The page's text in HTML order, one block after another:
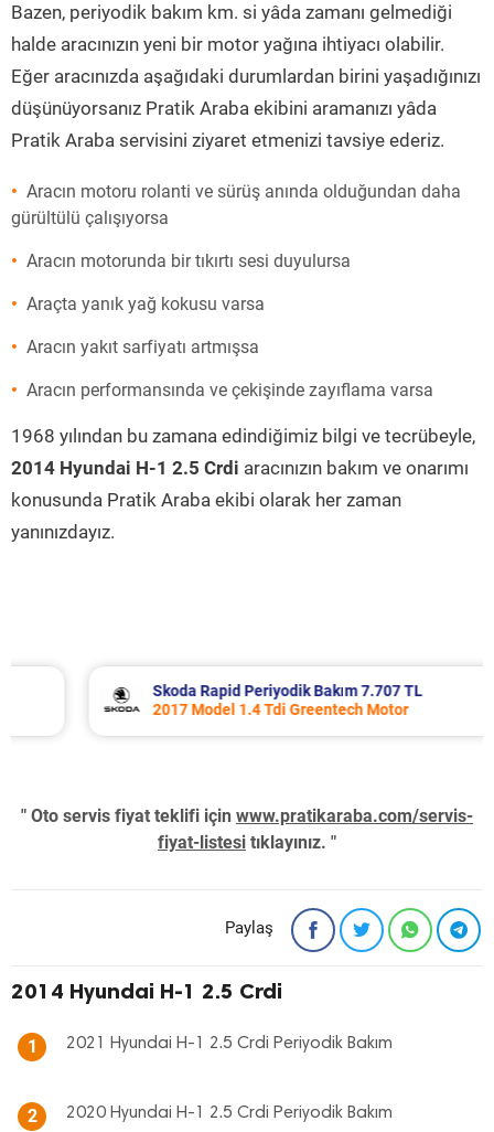
Bazen, periyodik bakım km. si yâda zamanı gelmediği
halde aracınızın yeni bir motor yağına ihtiyacı olabilir.
Eğer aracınızda aşağıdaki durumlardan birini yaşadığınızı
düşünüyorsanız Pratik Araba ekibini aramanızı yâda
Pratik Araba servisini ziyaret etmenizi tavsiye ederiz.
Aracın motoru rolanti ve sürüş anında olduğundan daha
gürültülü çalışıyorsa
Aracın motorunda bir tıkırtı sesi duyulursa
Araçta yanık yağ kokusu varsa
Aracın yakıt sarfiyatı artmışsa
Aracın performansında ve çekişinde zayıflama varsa
1968 yılından bu zamana edindiğimiz bilgi ve tecrübeyle,
2014 Hyundai H-1 2.5 Crdi aracınızın bakım ve onarımı
konusunda Pratik Araba ekibi olarak her zaman
yanınızdayız.
Skoda Rapid Periyodik Bakım 7.707 TL
2017 Model 1.4 Tdi Greentech Motor
" Oto servis fiyat teklifi için www.pratikaraba.com/servis-
fiyat-listesi tıklayınız. "
Paylaş
2014 Hyundai H-1 2.5 Crdi
1 2021 Hyundai H-1 2.5 Crdi Periyodik Bakım
2 2020 Hyundai H-1 2.5 Crdi Periyodik Bakım